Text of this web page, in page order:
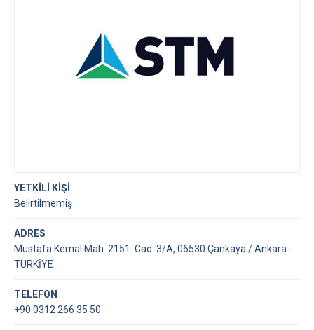
YETKİLİ KİŞİ
Belirtilmemiş
ADRES
Mustafa Kemal Mah. 2151. Cad. 3/A, 06530 Çankaya / Ankara -
TÜRKİYE
TELEFON
+90 0312 266 35 50